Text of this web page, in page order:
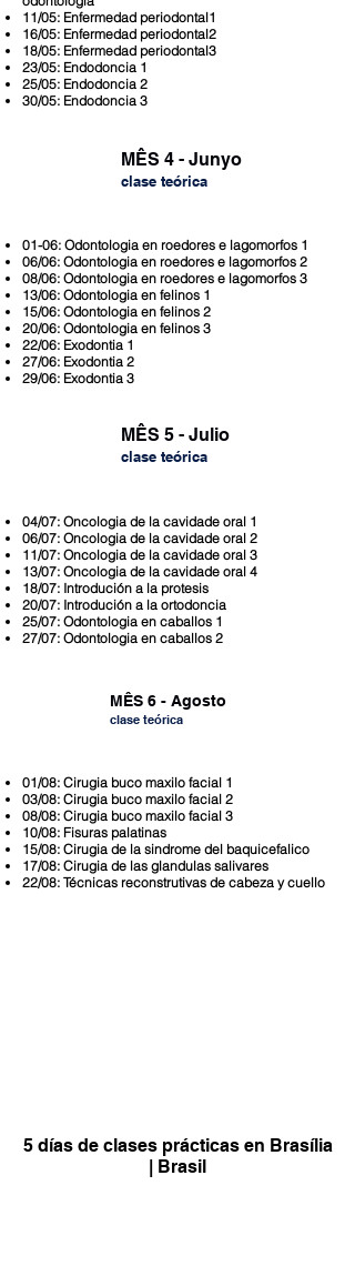
11/05: Enfermedad periodontal1
16/05: Enfermedad periodontal2
18/05: Enfermedad periodontal3
23/05: Endodoncia 1
25/05: Endodoncia 2
30/05: Endodoncia 3
MÊS 4 - Junyo
clase teórica
01-06: Odontologia en roedores e lagomorfos 1
06/06: Odontologia en roedores e lagomorfos 2
08/06: Odontologia en roedores e lagomorfos 3
13/06: Odontologia en felinos 1
15/06: Odontologia en felinos 2
20/06: Odontologia en felinos 3
22/06: Exodontia 1
27/06: Exodontia 2
29/06: Exodontia 3
MÊS 5 - Julio
clase teórica
04/07: Oncologia de la cavidade oral 1
06/07: Oncologia de la cavidade oral 2
11/07: Oncologia de la cavidade oral 3
13/07: Oncologia de la cavidade oral 4
18/07: Introdución a la protesis
20/07: Introdución a la ortodoncia
25/07: Odontologia en caballos 1
27/07: Odontologia en caballos 2
MÊS 6 - Agosto
clase teórica
01/08: Cirugia buco maxilo facial 1
03/08: Cirugia buco maxilo facial 2
08/08: Cirugia buco maxilo facial 3
10/08: Fisuras palatinas
15/08: Cirugia de la sindrome del baquicefalico
17/08: Cirugia de las glandulas salivares
22/08: Técnicas reconstrutivas de cabeza y cuello
5 días de clases prácticas en Brasília
| Brasil